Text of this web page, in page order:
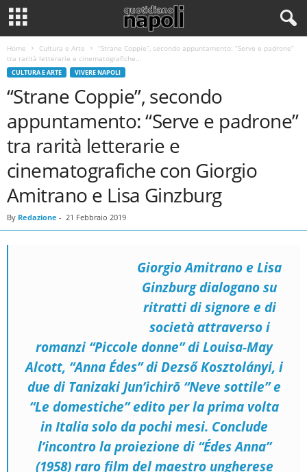
Home Cultura e Arte
“Strane Coppie”, secondo appuntamento: “Serve e padrone”
tra rarità letterarie e cinematografiche...
CULTURA E ARTE VIVERE NAPOLI
“Strane Coppie”, secondo
appuntamento: “Serve e padrone”
tra rarità letterarie e
cinematografiche con Giorgio
Amitrano e Lisa Ginzburg
By Redazione - 21 Febbraio 2019
Giorgio Amitrano e Lisa
Ginzburg dialogano su
ritratti di signore e di
società attraverso i
romanzi “Piccole donne” di Louisa-May
Alcott, “Anna Édes” di Dezső Kosztolányi, i
due di Tanizaki Jun’ichirō “Neve sottile” e
“Le domestiche” edito per la prima volta
in Italia solo da pochi mesi. Conclude
l’incontro la proiezione di “Édes Anna”
(1958) raro film del maestro ungherese